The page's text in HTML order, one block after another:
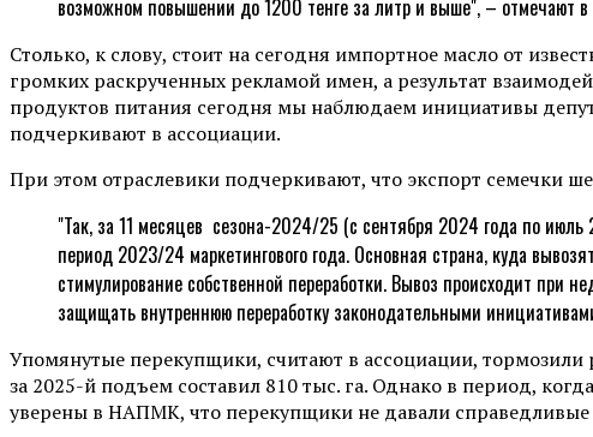
возможном повышении до 1200 тенге за литр и выше", – отмечают
Столько, к слову, стоит на сегодня импортное масло от
громких раскрученных рекламой имен, а результат
продуктов питания сегодня мы наблюдаем инициативы
подчеркивают в ассоциации.
При этом отраслевики подчеркивают, что экспорт семечки
"Так, за 11 месяцев сезона-2024/25 (с сентября 2024 года по
период 2023/24 маркетингового года. Основная страна, куда
стимулирование собственной переработки. Вывоз происходит при
защищать внутреннюю переработку законодательными
Упомянутые перекупщики, считают в ассоциации, тормозили
за 2025-й подъем составил 810 тыс. га. Однако в период,
уверены в НАПМК, что перекупщики не давали